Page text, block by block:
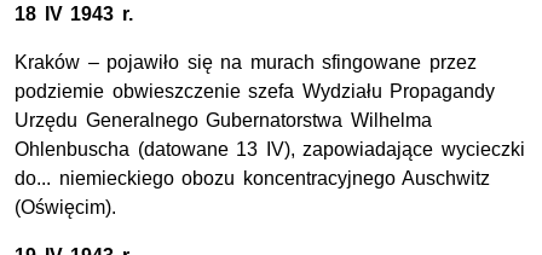
18 IV 1943 r.
Kraków – pojawiło się na murach sfingowane przez
podziemie obwieszczenie szefa Wydziału Propagandy
Urzędu Generalnego Gubernatorstwa Wilhelma
Ohlenbuscha (datowane 13 IV), zapowiadające wycieczki
do... niemieckiego obozu koncentracyjnego Auschwitz
(Oświęcim).